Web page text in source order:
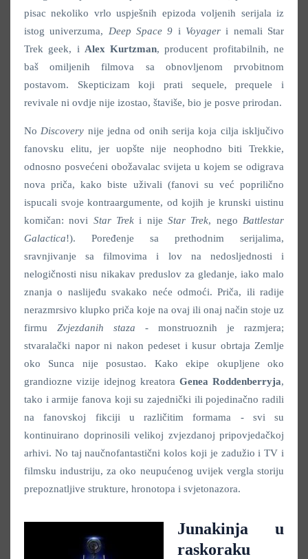
pisac nekoliko vrlo uspješnih epizoda voljenih serijala iz
istog univerzuma, Deep Space 9 i Voyager i nemali Star
Trek geek, i Alex Kurtzman, producent profitabilnih, ne
baš omiljenih filmova sa obnovljenom prvobitnom
postavom. Skepticizam koji prati sequele, prequele i
revivale ni ovdje nije izostao, štaviše, bio je posve prirodan.
No Discovery nije jedna od onih serija koja cilja isključivo
fanovsku elitu, jer uopšte nije neophodno biti Trekkie,
odnosno posvećeni obožavalac svijeta u kojem se odigrava
nova priča, kako biste uživali (fanovi su već poprilično
ispucali svoje kontraargumente, od kojih je krunski uistinu
komičan: novi Star Trek i nijeStar Trek, nego Battlestar
Galactica!). Poređenje sa prethodnim serijalima,
sravnjivanje sa filmovima i lov na nedosljednosti i
nelogičnosti nisu nikakav preduslov za gledanje, iako malo
znanja o naslijeđu svakako neće odmoći. Priča, ili radije
nerazmrsivo klupko priča koje na ovaj ili onaj način stoje uz
firmu Zvjezdanih staza - monstruoznih je razmjera;
stvaralački napor ni nakon pedeset i kusur obrtaja Zemlje
oko Sunca nije posustao. Kako ekipe okupljene oko
grandiozne vizije idejnog kreatora Genea Roddenberryja,
tako i armije fanova koji su zajednički ili pojedinačno radili
na fanovskoj fikciji u različitim formama - svi su
kontinuirano doprinosili velikoj zvjezdanoj pripovjedačkoj
arhivi. No taj naučnofantastični kolos koji je zadužio i TV i
filmsku industriju, za oko neupućenog uvijek vergla storiju
prepoznatljive strukture, hronotopa i svjetonazora.
Junakinja u
raskoraku